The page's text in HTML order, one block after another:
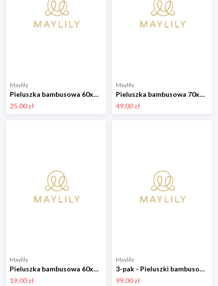
Maylily
Pieluszka bambusowa 60x60 - szary
25.00 zł
Maylily
Pieluszka bambusowa 70x70 - Wilkiway
49.00 zł
Maylily
Pieluszka bambusowa 60x60 - szary - OUTLET
19.00 zł
Maylily
3-pak - Pieluszki bambusowe 50x50 - Rajskie ptaszki
99.00 zł